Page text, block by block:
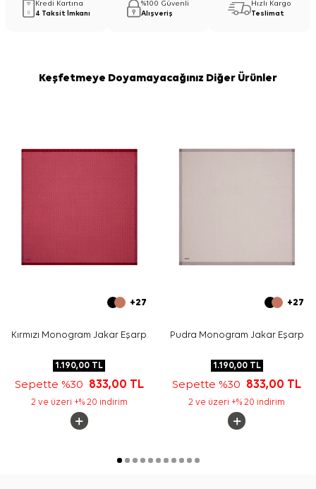
Kredi Kartına
4 Taksit İmkanı
%100 Güvenli
Alışveriş
Hızlı Kargo
Teslimat
Keşfetmeye Doyamayacağınız Diğer Ürünler
+27
Kırmızı Monogram Jakar Eşarp
1.190,00 TL
Sepette %30 833,00 TL
2 ve üzeri +% 20 indirim
+27
Pudra Monogram Jakar Eşarp
1.190,00TL
Sepette %30 833,00 TL
2 ve üzeri +% 20 indirim